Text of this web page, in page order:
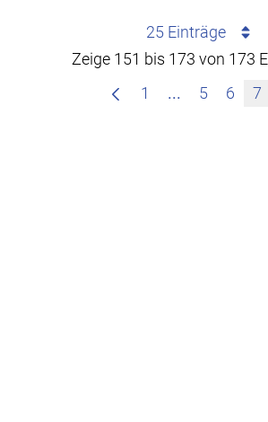
25 Einträge
Zeige 151 bis 173 von 173
1
... 5 6 7